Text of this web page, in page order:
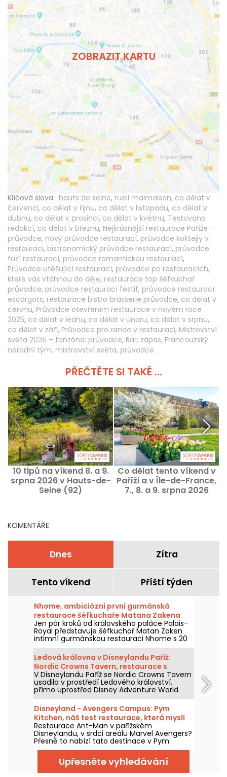
ZOBRAZIT KARTU
Klíčová slova : hauts de seine, rueil malmaison, co dělat v
červenci, co dělat v říjnu, co dělat v listopadu, co dělat v
dubnu, co dělat v prosinci, co dělat v květnu, Testováno
redakcí, co dělat v březnu, Nejkrásnější restaurace Paříže —
průvodce, nový průvodce restaurací, průvodce koktejly v
restauraci, bistronomický průvodce restaurací, průvodce
fúzí restaurací, průvodce romantickou restaurací,
Průvodce utěšující restaurací, průvodce po restauracích,
které vás vtáhnou do děje, restaurace top šéfkuchař
průvodce, průvodce restaurací festif, průvodce restaurací
escargots, restaurace bistro brasserie průvodce, co dělat v
červnu, Průvodce otevřením restaurace v novém roce
2025, co dělat v lednu, co dělat v únoru, co dělat v srpnu,
co dělat v září, Průvodce pro rande v restauraci, Mistrovství
světa 2026 – fanzóna: průvodce, Bar, zápas, Francouzský
národní tým, mistrovství světa, průvodce
PŘEČTĚTE SI TAKÉ ...
10 tipů na víkend 8. a 9.
srpna 2026 v Hauts-de-
Seine (92)
Co dělat tento víkend v
Paříži a v Île-de-France,
7., 8. a 9. srpna 2026
KOMENTÁŘE
Dnes Zítra
Tento víkend Příští týden
Nhome, ambiciózní první gurmánská
restaurace šéfkuchaře Matana Zakena
Jen pár kroků od královského paláce Palais-
Royal představuje šéfkuchař Matan Zaken
intimní gurmánskou restauraci Nhome s 20
místy a jedinečným a ambiciózním
degustačním menu.
Ledová královna v Disneylandu Paříž:
Nordic Crowns Tavern, restaurace s
autentickými severskými specialitami
V Disneylandu Paříž se Nordic Crowns Tavern
usadila v prostředí Ledového království,
přímo uprostřed Disney Adventure World.
Tento nový restaurant, laděný do
skandinávského stylu, nabízí návštěvníkům
pokračování zážitku z Arendelle
prostřednictvím atmosféry, dekorací a
speciální nabídky jídel připravené právě pro
tuto část parku. Vyzkoušeli jsme a máme
vám co povědět!
Disneyland - Avengers Campus: Pym
Kitchen, náš test restaurace, která myslí
ve velkém i v malém
Restaurace Ant-Man v pařížském
Disneylandu, v srdci areálu Marvel Avengers?
Přesně to nabízí tato destinace v Pym
Kitchen, novém bufetu "all-you-can-eat" s
neúměrně velkými produkty v obřích nebo
miniaturních verzích. Je to zábavný a hravý
způsob, jak si vychutnat jídlo pro tuto
Upřesněte vyhledávání